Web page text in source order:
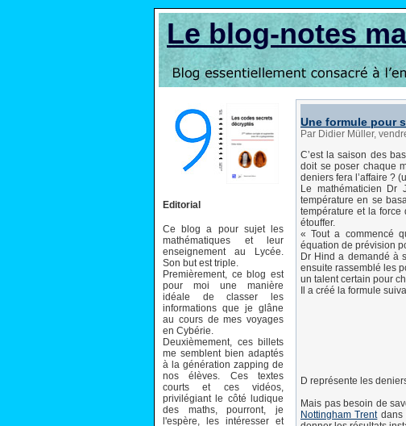
Le blog-notes
Editorial
Ce blog a pour sujet les
mathématiques et leur
enseignement au Lycée.
Son but est triple.
Premièrement, ce blog est
pour moi une manière
idéale de classer les
informations que je glâne
au cours de mes voyages
en Cybérie.
Deuxièmement, ces billets
me semblent bien adaptés
à la génération zapping de
nos élèves. Ces textes
courts et ces vidéos,
privilégiant le côté ludique
des maths, pourront, je
l'espère, les intéresser et
Une formule pour
Par Didier Müller,
C’est la saison des
doit se poser chaque
deniers fera l’affaire ?
Le mathématicien
température en se
température et la force
étouffer.
« Tout a commencé
équation de prévision
Dr Hind a demandé à
ensuite rassemblé les
un talent certain pour
Il a créé la formule
D représente les
Mais pas besoin de
Nottingham Trentdans